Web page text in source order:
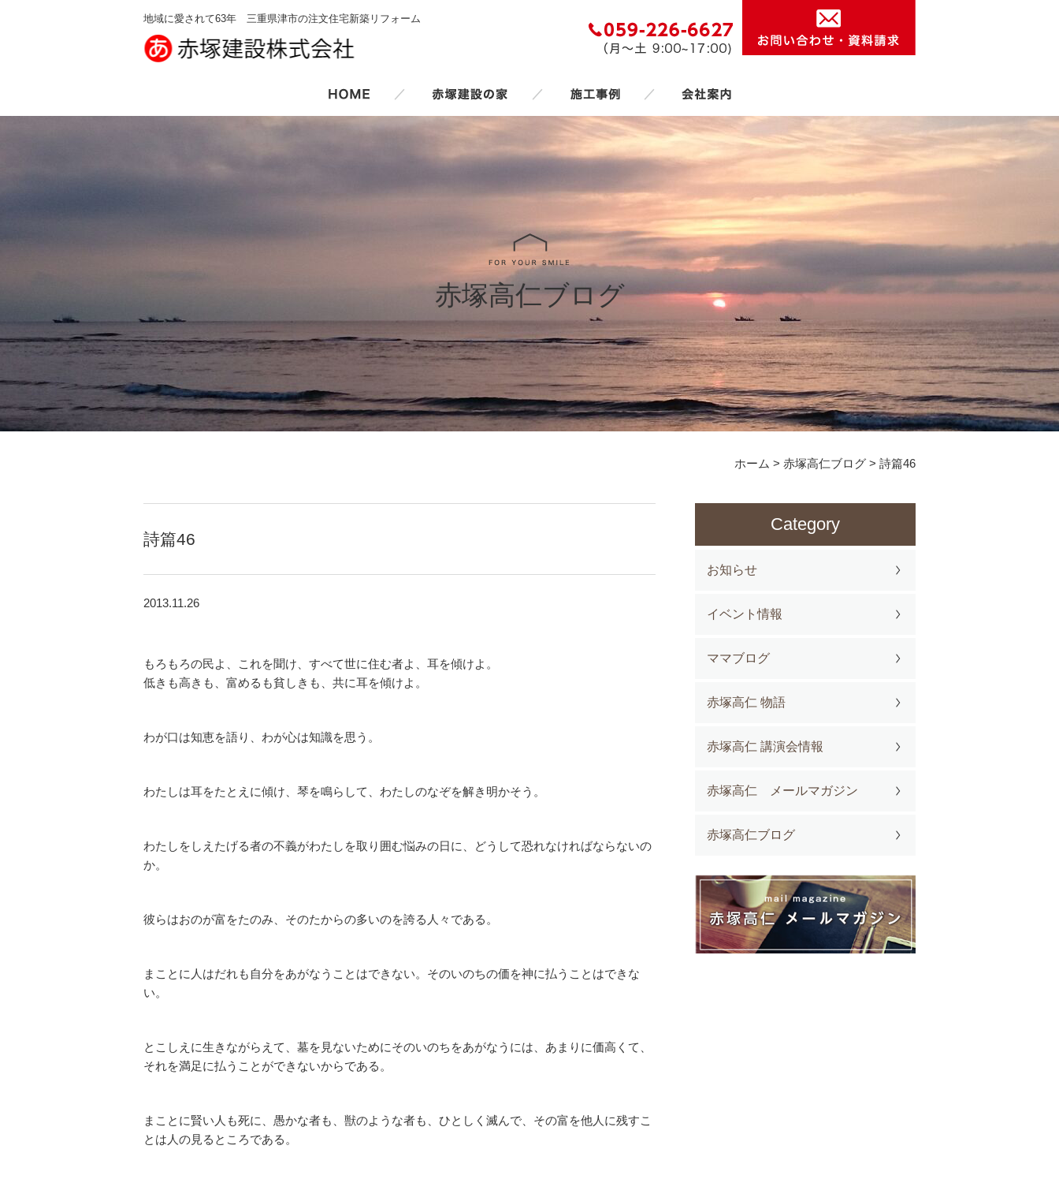
地域に愛されて63年 三重県津市の注文住宅新築リフォーム
／ ／ ／
赤塚高仁ブログ
ホーム > 赤塚高仁ブログ > 詩篇46
詩篇46
2013.11.26
もろもろの民よ、これを聞け、すべて世に住む者よ、耳を傾けよ。
低きも高きも、富めるも貧しきも、共に耳を傾けよ。
わが口は知恵を語り、わが心は知識を思う。
わたしは耳をたとえに傾け、琴を鳴らして、わたしのなぞを解き明かそう。
わたしをしえたげる者の不義がわたしを取り囲む悩みの日に、どうして恐れなければならないの
か。
彼らはおのが富をたのみ、そのたからの多いのを誇る人々である。
まことに人はだれも自分をあがなうことはできない。そのいのちの価を神に払うことはできな
い。
とこしえに生きながらえて、墓を見ないためにそのいのちをあがなうには、あまりに価高くて、
それを満足に払うことができないからである。
まことに賢い人も死に、愚かな者も、獣のような者も、ひとしく滅んで、その富を他人に残すこ
とは人の見るところである。
Category
お知らせ
イベント情報
ママブログ
赤塚高仁 物語
赤塚高仁 講演会情報
赤塚高仁 メールマガジン
赤塚高仁ブログ